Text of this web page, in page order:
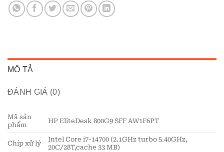
MÔ TẢ
ĐÁNH GIÁ (0)
Mã sản
phẩm
HP EliteDesk 800G9 SFF AW1F6PT
Chíp xử lý
Intel Core i7-14700 (2.1GHz turbo 5.40GHz,
20C/28T,cache 33 MB)